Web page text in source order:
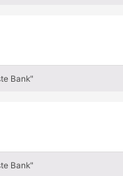
Bank"
Bank"